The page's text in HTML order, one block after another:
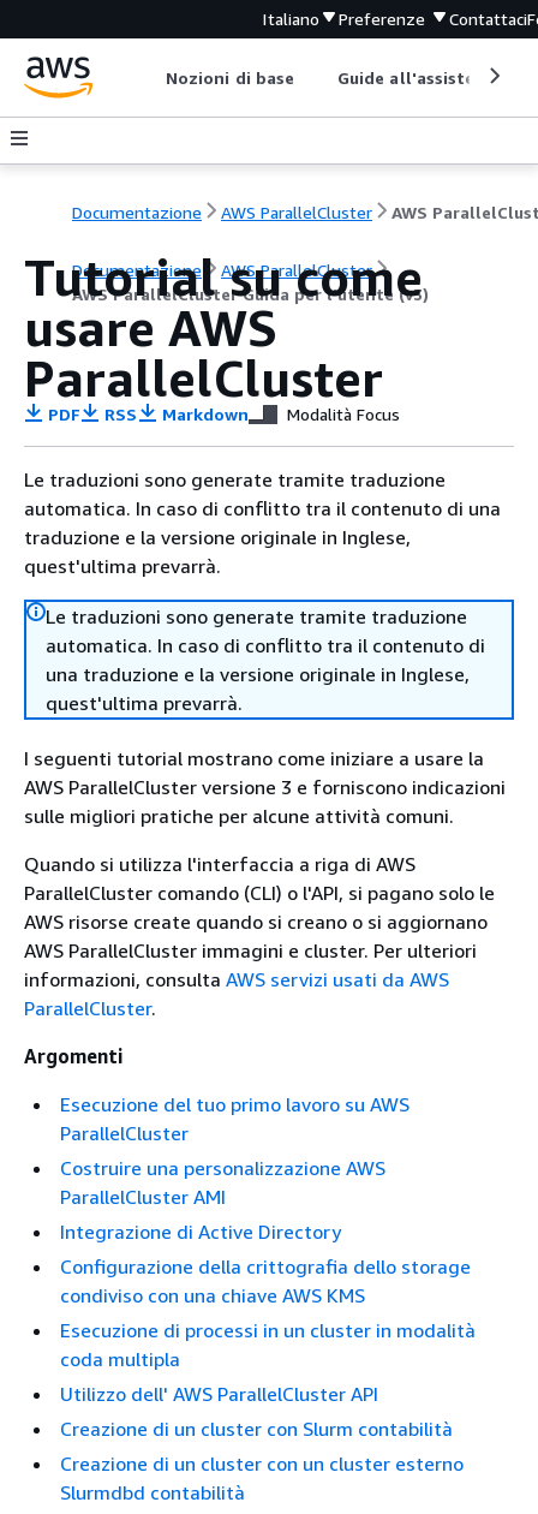
Italiano Preferenze Contattaci
Nozioni di base Guide all'assistenza
Documentazione AWS ParallelCluster
Documentazione
AWS ParallelCluster
AWS ParallelCluster Guida per l'utente (v3)
Tutorial su come
usare AWS
ParallelCluster
PDF RSS Markdown Modalità Focus
Le traduzioni sono generate tramite traduzione
automatica. In caso di conflitto tra il contenuto di una
traduzione e la versione originale in Inglese,
quest'ultima prevarrà.
Le traduzioni sono generate tramite traduzione
automatica. In caso di conflitto tra il contenuto di
una traduzione e la versione originale in Inglese,
quest'ultima prevarrà.
I seguenti tutorial mostrano come iniziare a usare la
AWS ParallelCluster versione 3 e forniscono indicazioni
sulle migliori pratiche per alcune attività comuni.
Quando si utilizza l'interfaccia a riga di AWS
ParallelCluster comando (CLI) o l'API, si pagano solo le
AWS risorse create quando si creano o si aggiornano
AWS ParallelCluster immagini e cluster. Per ulteriori
informazioni, consulta AWS servizi usati da AWS
ParallelCluster.
Argomenti
Esecuzione del tuo primo lavoro su AWS
ParallelCluster
Costruire una personalizzazione AWS
ParallelCluster AMI
Integrazione di Active Directory
Configurazione della crittografia dello storage
condiviso con una chiave AWS KMS
Esecuzione di processi in un cluster in modalità
coda multipla
Utilizzo dell' AWS ParallelCluster API
Creazione di un cluster con Slurm contabilità
Creazione di un cluster con un cluster esterno
Slurmdbd contabilità